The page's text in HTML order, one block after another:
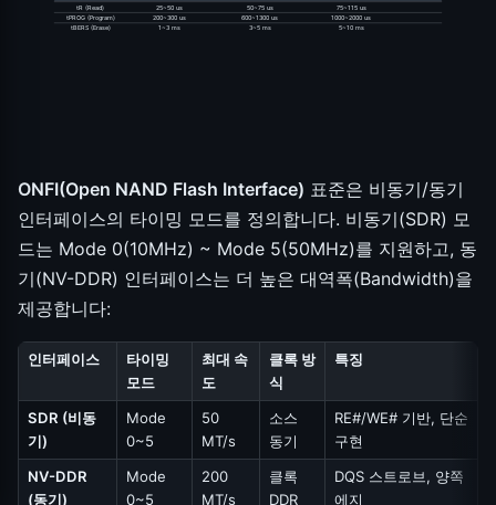
tR (Read)
25~50 us 50~75 us 75~115 us
tPROG (Program) 200~300 us 600~1300 us
1000~2000 us
tBERS (Erase)
1~3 ms 3~5 ms 5~10 ms
ONFI(Open NAND Flash Interface) 표준은 비동기/동기
인터페이스의 타이밍 모드를 정의합니다. 비동기(SDR) 모
드는 Mode 0(10MHz) ~ Mode 5(50MHz)를 지원하고, 동
기(NV-DDR) 인터페이스는 더 높은 대역폭(Bandwidth)을
제공합니다:
인터페이스
타이밍
모드
최대 속
도
클록 방
식
특징
SDR (비동
기)
Mode
0~5
50
MT/s
소스
동기
RE#/WE# 기반, 단순
구현
NV-DDR
(동기)
Mode
0~5
200
MT/s
클록
DDR
DQS 스트로브, 양쪽
에지